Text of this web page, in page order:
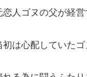
人ゴヌの父が経
は心配していた